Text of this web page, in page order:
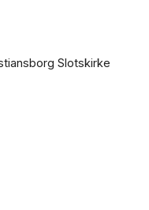
Slotskirke